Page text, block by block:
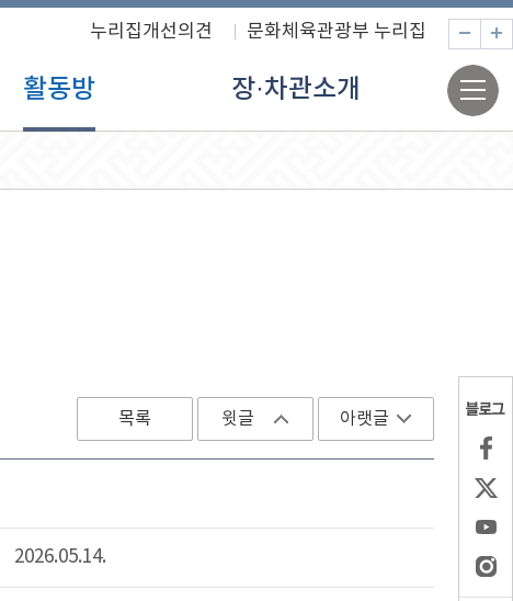
축
누리집개선의견 문화체육관광부 누리집
활동방 장·차관소개
전
체
목록 윗글 아랫글
2026.05.14.